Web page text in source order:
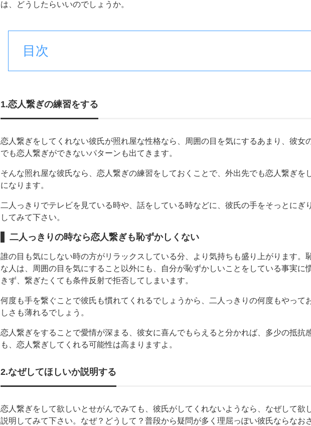
は、どうしたらいいのでしょうか。
目次
1.恋人繋ぎの練習をする
恋人繋ぎをしてくれない彼氏が照れ屋な性格なら、周囲の目を気にするあまり、彼女
でも恋人繋ぎができないパターンも出てきます。
そんな照れ屋な彼氏なら、恋人繋ぎの練習をしておくことで、外出先でも恋人繋ぎを
になります。
二人っきりでテレビを見ている時や、話をしている時などに、彼氏の手をそっとにぎ
してみて下さい。
二人っきりの時なら恋人繋ぎも恥ずかしくない
誰の目も気にしない時の方がリラックスしている分、より気持ちも盛り上がります。
な人は、周囲の目を気にすること以外にも、自分が恥ずかしいことをしている事実に
きず、繋ぎたくても条件反射で拒否してしまいます。
何度も手を繋ぐことで彼氏も慣れてくれるでしょうから、二人っきりの何度もやって
しさも薄れるでしょう。
恋人繋ぎをすることで愛情が深まる、彼女に喜んでもらえると分かれば、多少の抵抗
も、恋人繋ぎしてくれる可能性は高まりますよ。
2.なぜしてほしいか説明する
恋人繋ぎをして欲しいとせがんでみても、彼氏がしてくれないようなら、なぜして欲
説明してみて下さい。なぜ？どうして？普段から疑問が多く理屈っぽい彼氏ならなお